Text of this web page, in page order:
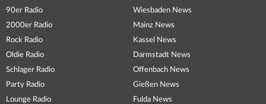
90er Radio
2000er Radio
Rock Radio
Oldie Radio
Schlager Radio
Party Radio
Lounge Radio
Wiesbaden News
Mainz News
Kassel News
Darmstadt News
Offenbach News
Gießen News
Fulda News